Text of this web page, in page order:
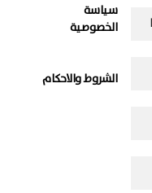
سياسة
الخصوصية
الشروط والاحكام